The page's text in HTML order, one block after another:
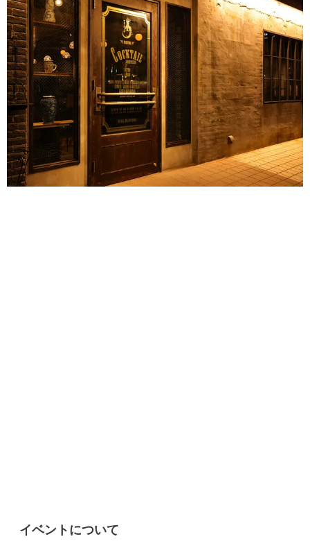
イベントについて